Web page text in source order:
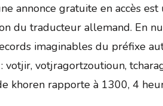
annonce gratuite en accès
du traducteur allemand. En
imaginables du préfixe
votjir, votjragortzoutioun,
khoren rapporte à 1300, 4